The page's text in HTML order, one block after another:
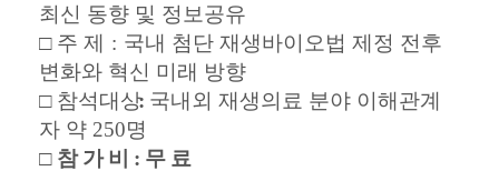
최신 동향 및 정보공유
□ 주 제 : 국내 첨단 재생바이오법 제정 전후
변화와 혁신 미래 방향
□ 참 석 대 상: 국내외 재생의료 분야 이해관계
자 약 250명
□ 참 가 비 : 무 료